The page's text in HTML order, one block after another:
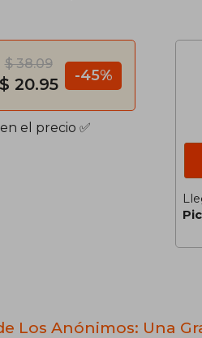
$ 38.09
$ 20.95 -45%
el precio ✅
Los Anónimos: Una